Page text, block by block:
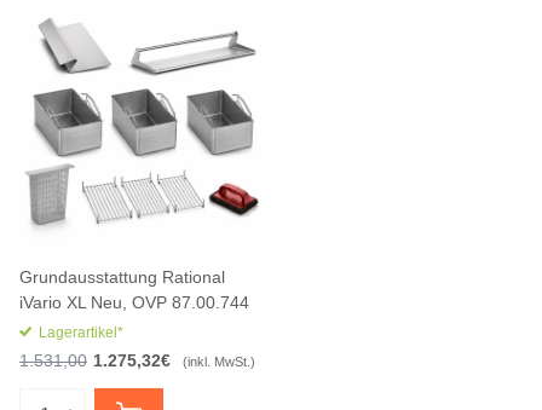
Grundausstattung Rational
iVario XL Neu, OVP 87.00.744
Lagerartikel*
1.531,00 1.275,32€ (inkl. MwSt.)